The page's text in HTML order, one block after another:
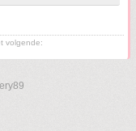
volgende: